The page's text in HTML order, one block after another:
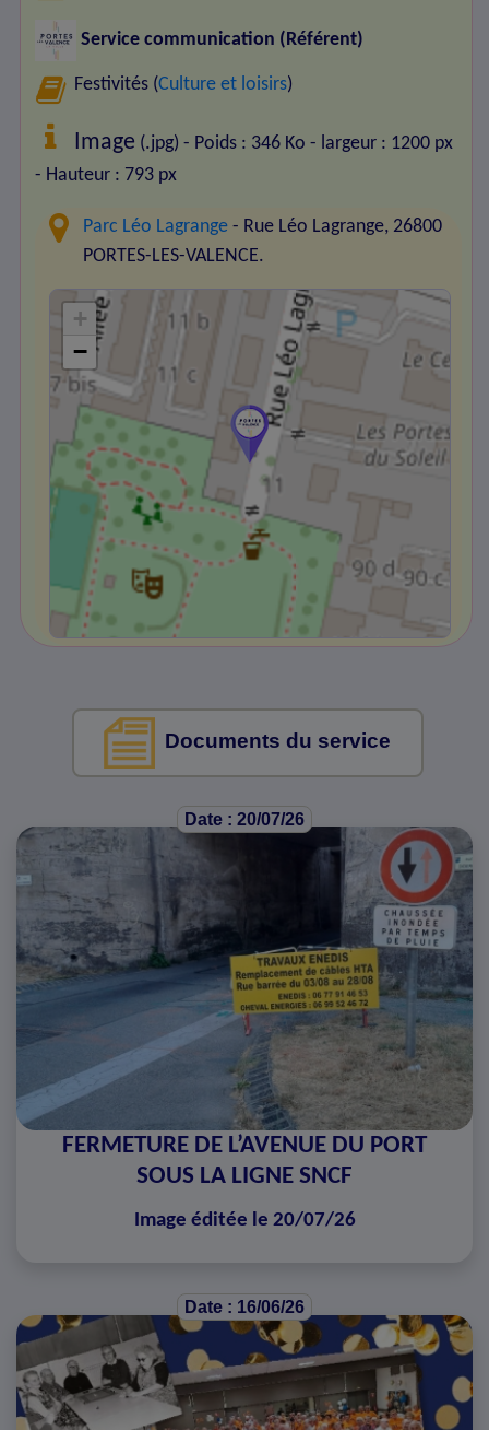
Service communication (Référent)
Festivités (Culture et loisirs)
Image (.jpg) - Poids : 346 Ko - largeur : 1200 px
- Hauteur : 793 px
Parc Léo Lagrange - Rue Léo Lagrange, 26800
PORTES-LES-VALENCE.
+
−
Documents du service
Date : 20/07/26
FERMETURE DE L’AVENUE DU PORT
SOUS LA LIGNE SNCF
Image éditée le 20/07/26
Date : 16/06/26